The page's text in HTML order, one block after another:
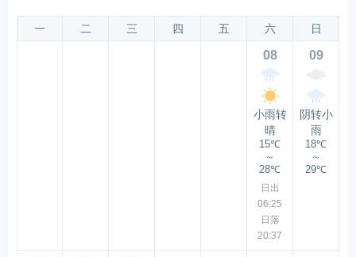
一 二 三 四 五 六 日
08
小雨转
晴
15℃
～
28℃
日出
06:25
日落
20:37
09
阴转小
雨
18℃
～
29℃